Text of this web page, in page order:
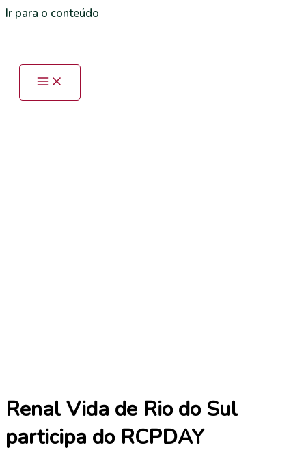
Ir para o conteúdo
Renal Vida de Rio do Sul
participa do RCPDAY